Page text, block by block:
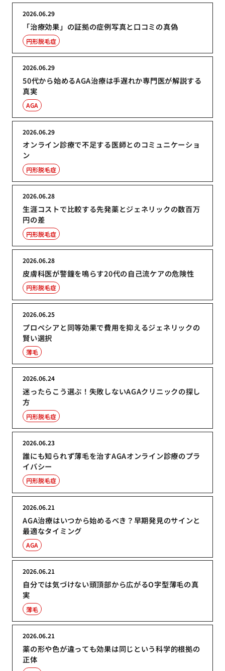
「治療効果」の証拠の症例写真と口コミの真偽
2026.06.29
円形脱毛症
50代から始めるAGA治療は手遅れか専門医が解説する
真実
2026.06.29
AGA
オンライン診療で不足する医師とのコミュニケーショ
ン
2026.06.29
円形脱毛症
生涯コストで比較する先発薬とジェネリックの数百万
円の差
2026.06.28
円形脱毛症
皮膚科医が警鐘を鳴らす20代の自己流ケアの危険性
2026.06.28
円形脱毛症
プロペシアと同等効果で費用を抑えるジェネリックの
賢い選択
2026.06.25
薄毛
迷ったらこう選ぶ！失敗しないAGAクリニックの探し
方
2026.06.24
円形脱毛症
誰にも知られず薄毛を治すAGAオンライン診療のプラ
イバシー
2026.06.23
円形脱毛症
AGA治療はいつから始めるべき？早期発見のサインと
最適なタイミング
2026.06.21
AGA
自分では気づけない頭頂部から広がるO字型薄毛の真
実
2026.06.21
薄毛
薬の形や色が違っても効果は同じという科学的根拠の
正体
2026.06.21